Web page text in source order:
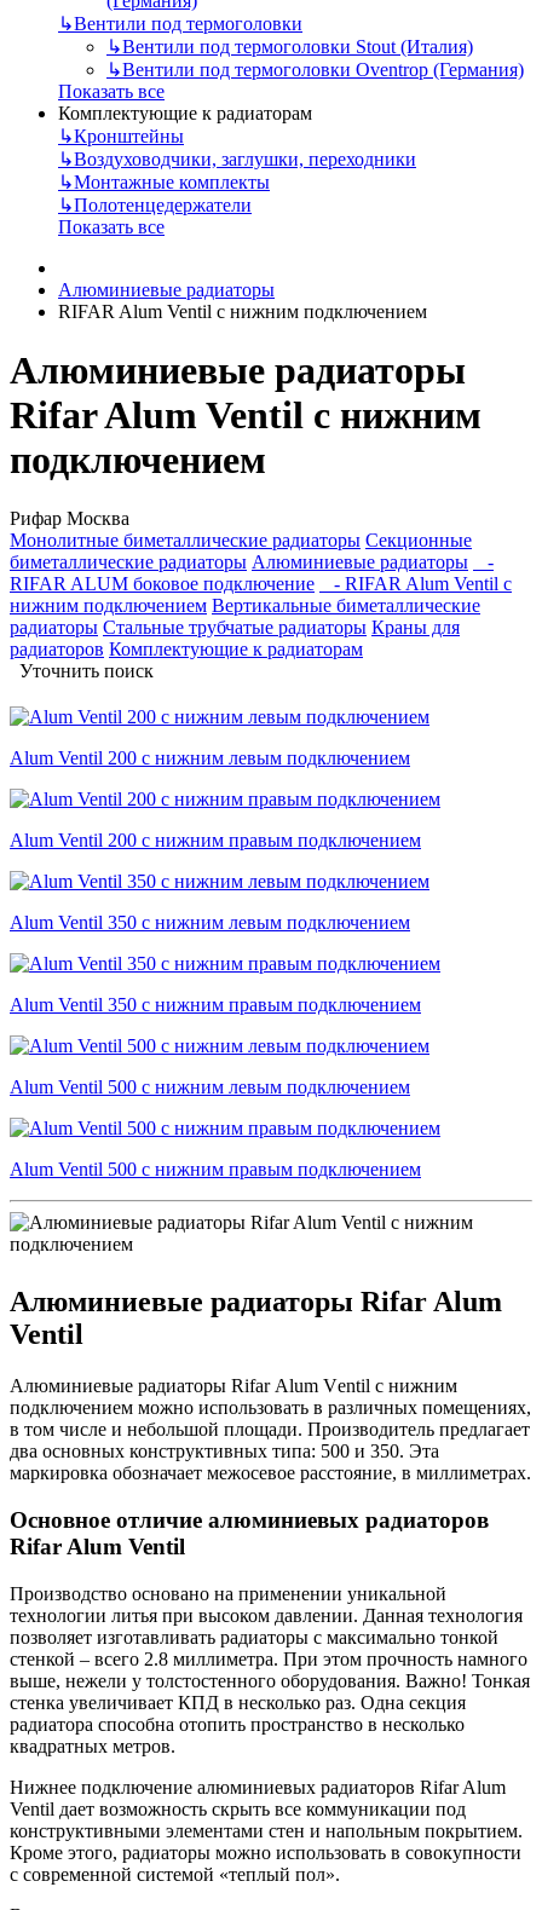
↳Вентили под термоголовки
↳Вентили под термоголовки Stout (Италия)
↳Вентили под термоголовки Oventrop (Германия)
Показать все
Комплектующие к радиаторам
↳Кронштейны
↳Воздуховодчики, заглушки, переходники
↳Монтажные комплекты
↳Полотенцедержатели
Показать все
Алюминиевые радиаторы
RIFAR Alum Ventil с нижним подключением
Алюминиевые радиаторы
Rifar Alum Ventil с нижним
подключением
Рифар Москва
Монолитные биметаллические радиаторы Секционные
биметаллические радиаторы Алюминиевые радиаторы
-
RIFAR ALUM боковое подключение
- RIFAR Alum Ventil с
нижним подключением Вертикальные биметаллические
радиаторы Стальные трубчатые радиаторы Краны для
радиаторов Комплектующие к радиаторам
Уточнить поиск
Alum Ventil 200 с нижним левым подключением
Alum Ventil 200 с нижним правым подключением
Alum Ventil 350 с нижним левым подключением
Alum Ventil 350 с нижним правым подключением
Alum Ventil 500 с нижним левым подключением
Alum Ventil 500 с нижним правым подключением
Алюминиевые радиаторы Rifar Alum
Ventil
Алюминиевые радиаторы Rifаr Аlum Vеntil с нижним
подключением можно использовать в различных помещениях,
в том числе и небольшой площади. Производитель предлагает
два основных конструктивных типа: 500 и 350. Эта
маркировка обозначает межосевое расстояние, в миллиметрах.
Основное отличие алюминиевых радиаторов
Rifar Alum Ventil
Производство основано на применении уникальной
технологии литья при высоком давлении. Данная технология
позволяет изготавливать радиаторы с максимально тонкой
стенкой – всего 2.8 миллиметра. При этом прочность намного
выше, нежели у толстостенного оборудования. Важно! Тонкая
стенка увеличивает КПД в несколько раз. Одна секция
радиатора способна отопить пространство в несколько
квадратных метров.
Нижнее подключение алюминиевых радиаторов Rifar Alum
Ventil дает возможность скрыть все коммуникации под
конструктивными элементами стен и напольным покрытием.
Кроме этого, радиаторы можно использовать в совокупности
с современной системой «теплый пол».